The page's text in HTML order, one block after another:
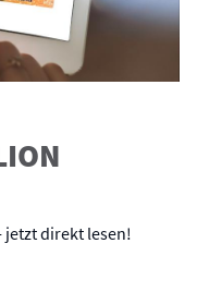
jetzt direkt lesen!